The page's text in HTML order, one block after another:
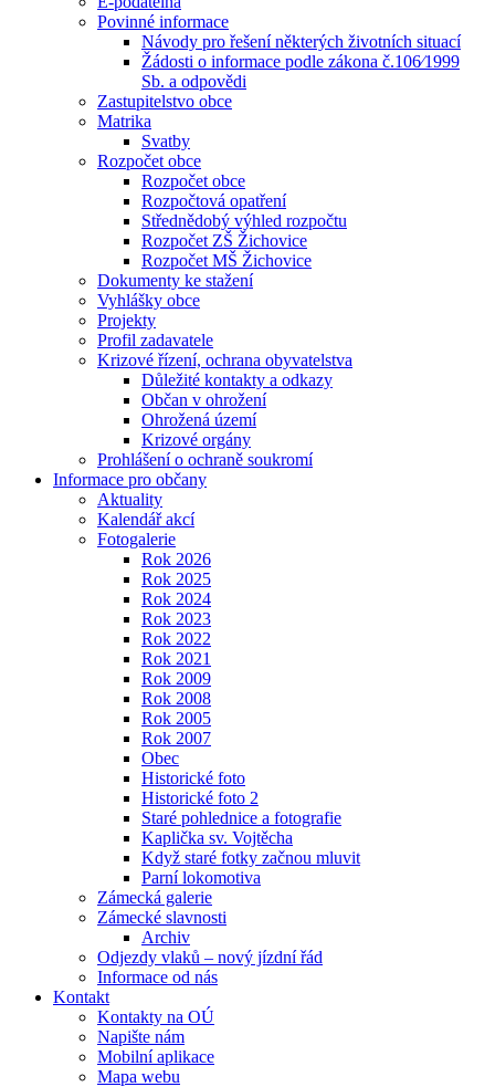
Povinné informace
Návody pro řešení některých životních situací
Žádosti o informace podle zákona č.106⁄1999
Sb. a odpovědi
Zastupitelstvo obce
Matrika
Svatby
Rozpočet obce
Rozpočet obce
Rozpočtová opatření
Střednědobý výhled rozpočtu
Rozpočet ZŠ Žichovice
Rozpočet MŠ Žichovice
Dokumenty ke stažení
Vyhlášky obce
Projekty
Profil zadavatele
Krizové řízení, ochrana obyvatelstva
Důležité kontakty a odkazy
Občan v ohrožení
Ohrožená území
Krizové orgány
Prohlášení o ochraně soukromí
Informace pro občany
Aktuality
Kalendář akcí
Fotogalerie
Rok 2026
Rok 2025
Rok 2024
Rok 2023
Rok 2022
Rok 2021
Rok 2009
Rok 2008
Rok 2005
Rok 2007
Obec
Historické foto
Historické foto 2
Staré pohlednice a fotografie
Kaplička sv. Vojtěcha
Když staré fotky začnou mluvit
Parní lokomotiva
Zámecká galerie
Zámecké slavnosti
Archiv
Odjezdy vlaků – nový jízdní řád
Informace od nás
Kontakt
Kontakty na OÚ
Napište nám
Mobilní aplikace
Mapa webu